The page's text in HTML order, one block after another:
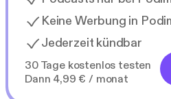
Keine Werbung in
Jederzeit kündbar
30 Tage kostenlos testen
Dann 4,99 € / monat